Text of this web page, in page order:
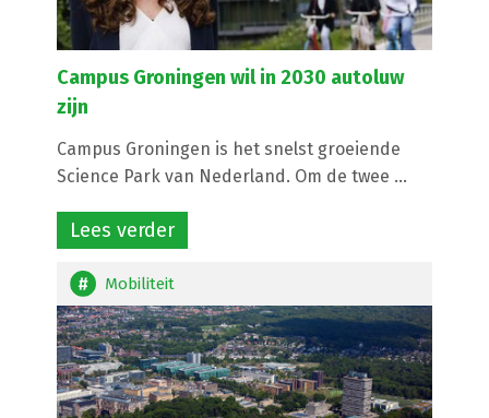
Campus Groningen wil in 2030 autoluw
zijn
Campus Groningen is het snelst groeiende
Science Park van Nederland. Om de twee ...
Lees verder
Mobiliteit